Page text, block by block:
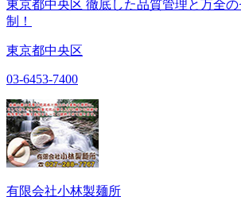
東京都中央区 徹底した品質管理と万全
制！
東京都中央区
03-6453-7400
有限会社小林製麺所